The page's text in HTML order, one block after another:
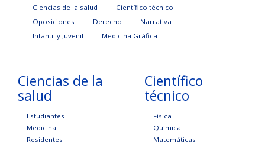
Ciencias de la salud
Científico técnico
Oposiciones
Derecho
Narrativa
Infantil y Juvenil
Medicina Gráfica
Ciencias de la
salud
Estudiantes
Medicina
Residentes
Científico
técnico
Física
Química
Matemáticas